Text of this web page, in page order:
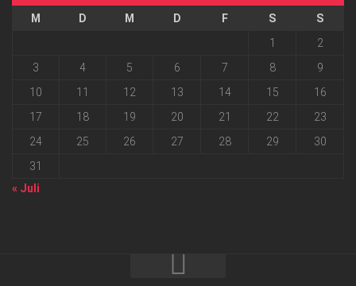
M D M D F S
S
1
2
3
4 5 6 7 8
9
10
11 12 13 14 15
16
17
18 19 20 21 22
23
24
25 26 27 28 29
30
31
« Juli